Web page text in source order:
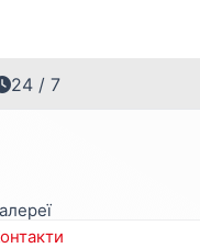
24 / 7